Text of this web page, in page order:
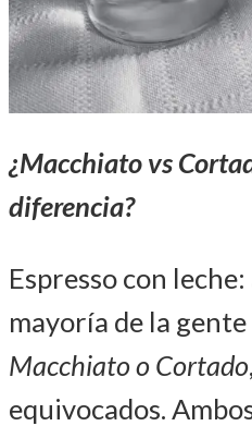
¿Macchiato vs
diferencia?
Espresso con
mayoría de la
Macchiato o Cortado
equivocados.